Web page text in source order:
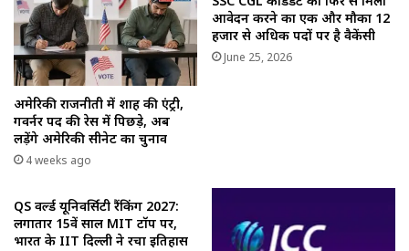
अमेरिकी राजनीती में शाह की एंट्री,
गवर्नर पद की रेस में पिछड़े, अब
लड़ेंगे अमेरिकी सीनेट का चुनाव
4 weeks ago
आवेदन करने का एक और मौका 12
हजार से अधिक पदों पर है वैकेंसी
June 25, 2026
QS वर्ल्ड यूनिवर्सिटी रैंकिंग 2027:
लगातार 15वें साल MIT टॉप पर,
भारत के IIT दिल्ली ने रचा इतिहास